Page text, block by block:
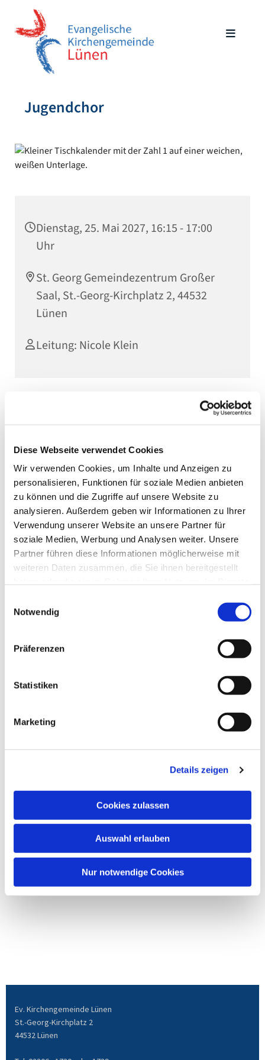
Diese Webseite verwendet Cookies
Wir verwenden Cookies, um Inhalte und Anzeigen zu
personalisieren, Funktionen für soziale Medien anbieten
zu können und die Zugriffe auf unsere Website zu
analysieren. Außerdem geben wir Informationen zu Ihrer
Verwendung unserer Website an unsere Partner für
soziale Medien, Werbung und Analysen weiter. Unsere
Partner führen diese Informationen möglicherweise mit
weiteren Daten zusammen, die Sie ihnen bereitgestellt
Notwendig
Präferenzen
Statistiken
Marketing
Details zeigen
Cookies zulassen
Auswahl erlauben
Nur notwendige Cookies
Jugendchor
Dienstag, 25. Mai 2027, 16:15 - 17:00
Uhr
St. Georg Gemeindezentrum Großer
Saal, St.-Georg-Kirchplatz 2, 44532
Lünen
Leitung: Nicole Klein
Ev. Kirchengemeinde Lünen
St.-Georg-Kirchplatz 2
44532 Lünen